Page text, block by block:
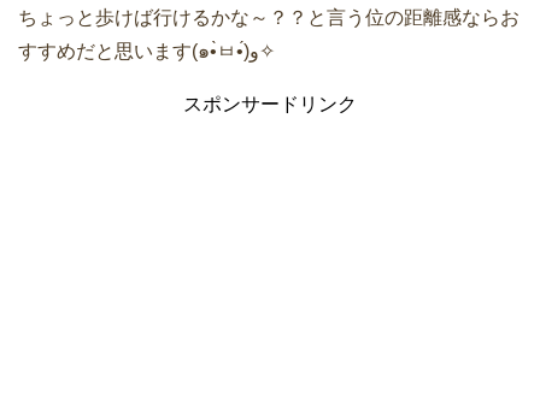
ちょっと歩けば行けるかな～？？と言う位の距離感ならお
すすめだと思います(๑•̀ㅂ•́)و✧
スポンサードリンク